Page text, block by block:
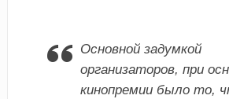
Основной задумкой
организаторов, при
кинопремии было то,